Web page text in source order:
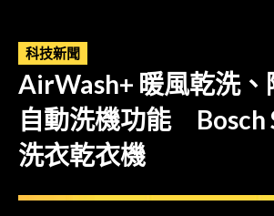
科技新聞
AirWash+ 暖風乾洗、
自動洗機功能 Bosch
洗衣乾衣機